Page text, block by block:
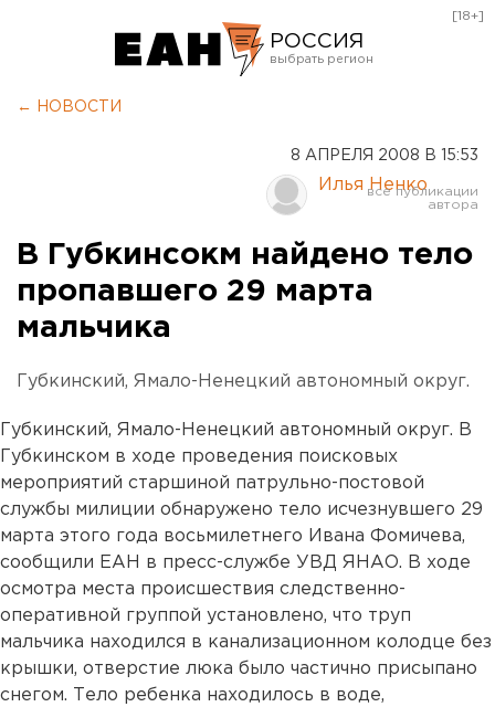
РОССИЯ
Курган
Оренбург
[18+]
← НОВОСТИ
8 АПРЕЛЯ 2008 В 15:53
Илья Ненко
В Губкинсокм найдено тело
пропавшего 29 марта
мальчика
Губкинский, Ямало-Ненецкий автономный округ.
Губкинский, Ямало-Ненецкий автономный округ. В
Губкинском в ходе проведения поисковых
мероприятий старшиной патрульно-постовой
службы милиции обнаружено тело исчезнувшего 29
марта этого года восьмилетнего Ивана Фомичева,
сообщили ЕАН в пресс-службе УВД ЯНАО. В ходе
осмотра места происшествия следственно-
оперативной группой установлено, что труп
мальчика находился в канализационном колодце без
крышки, отверстие люка было частично присыпано
снегом. Тело ребенка находилось в воде,